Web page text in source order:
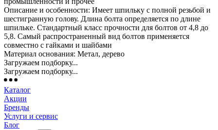
Описание и особенности: Имеет шпильку с полной резьбой и
шестигранную голову. Длина болта определяется по длине
шпильке. Стандартный класс прочности для болтов от 4,8 до
5,8. Самый распространенный вид болтов применяется
совместно с гайками и шайбами
Материал основания: Метал, дерево
Загружаем подборку...
Загружаем подборку...
Каталог
Акции
Бренды
Услуги и сервис
Блог